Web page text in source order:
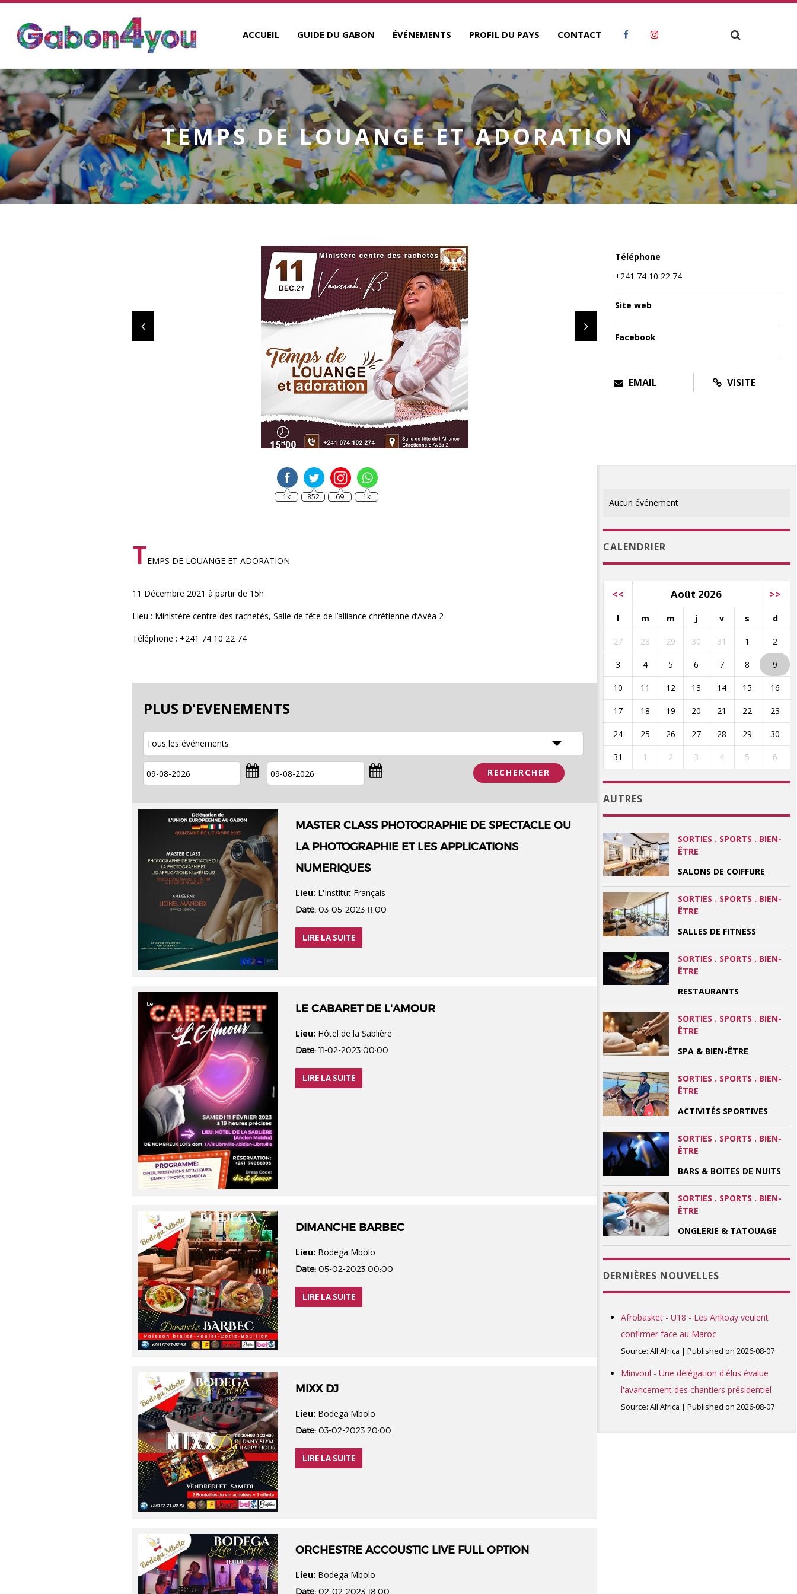
ACCUEIL GUIDE DU GABON ÉVÉNEMENTS PROFIL DU PAYS CONTACT
TEMPS DE LOUANGE ET ADORATION
Téléphone
+241 74 10 22 74
Site web
Facebook
EMAIL VISITE
1k 852 69 1k
TEMPS DE LOUANGE ET ADORATION
11 Décembre 2021 à partir de 15h
Lieu : Ministère centre des rachetés, Salle de fête de l’alliance chrétienne d’Avéa 2
Téléphone : +241 74 10 22 74
PLUS D'EVENEMENTS
MASTER CLASS PHOTOGRAPHIE DE SPECTACLE OU
LA PHOTOGRAPHIE ET LES APPLICATIONS
NUMERIQUES
Lieu: L'Institut Français
Date: 03-05-2023 11:00
LIRE LA SUITE
LE CABARET DE L'AMOUR
Lieu: Hôtel de la Sablière
Date: 11-02-2023 00:00
LIRE LA SUITE
DIMANCHE BARBEC
Lieu: Bodega Mbolo
Date: 05-02-2023 00:00
LIRE LA SUITE
MIXX DJ
Lieu: Bodega Mbolo
Date: 03-02-2023 20:00
LIRE LA SUITE
ORCHESTRE ACCOUSTIC LIVE FULL OPTION
Lieu: Bodega Mbolo
Date: 02-02-2023 18:00
Aucun événement
CALENDRIER
<< Août 2026 >>
l m m j v s d
27 28 29 30 31 1 2
3 4 5 6 7 8 9
10 11 12 13 14 15 16
17 18 19 20 21 22 23
24 25 26 27 28 29 30
31 1 2 3 4 5 6
AUTRES
SORTIES . SPORTS . BIEN-
ÊTRE
SALONS DE COIFFURE
SORTIES . SPORTS . BIEN-
ÊTRE
SALLES DE FITNESS
SORTIES . SPORTS . BIEN-
ÊTRE
RESTAURANTS
SORTIES . SPORTS . BIEN-
ÊTRE
SPA & BIEN-ÊTRE
SORTIES . SPORTS . BIEN-
ÊTRE
ACTIVITÉS SPORTIVES
SORTIES . SPORTS . BIEN-
ÊTRE
BARS & BOITES DE NUITS
SORTIES . SPORTS . BIEN-
ÊTRE
ONGLERIE & TATOUAGE
DERNIÈRES NOUVELLES
Afrobasket - U18 - Les Ankoay veulent
confirmer face au Maroc
Source: All Africa Published on 2026-08-07
Minvoul - Une délégation d'élus évalue
l'avancement des chantiers présidentiel
Source: All Africa Published on 2026-08-07